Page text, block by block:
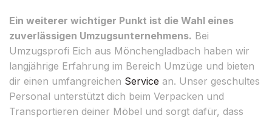
Ein weiterer wichtiger Punkt ist die Wahl eines
zuverlässigen Umzugsunternehmens. Bei
Umzugsprofi Eich aus Mönchengladbach haben wir
langjährige Erfahrung im Bereich Umzüge und bieten
dir einen umfangreichen Service an. Unser geschultes
Personal unterstützt dich beim Verpacken und
Transportieren deiner Möbel und sorgt dafür, dass